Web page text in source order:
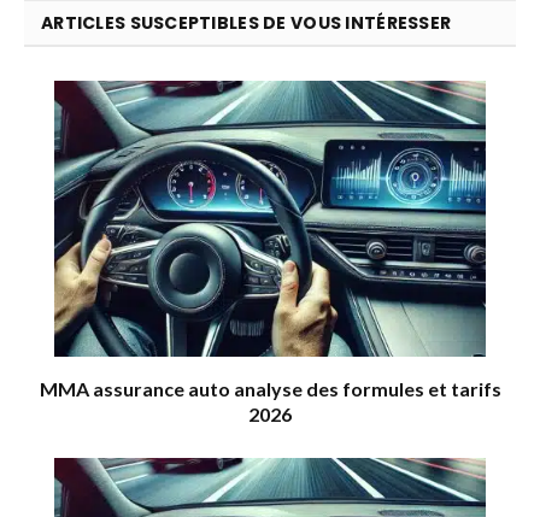
ARTICLES SUSCEPTIBLES DE VOUS INTÉRESSER
MMA assurance auto analyse des formules et tarifs
2026